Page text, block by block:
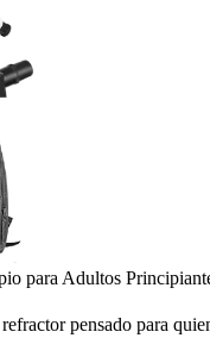
para Adultos
pensado para